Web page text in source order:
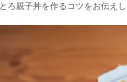
とろ親子丼を作るコツをお伝え